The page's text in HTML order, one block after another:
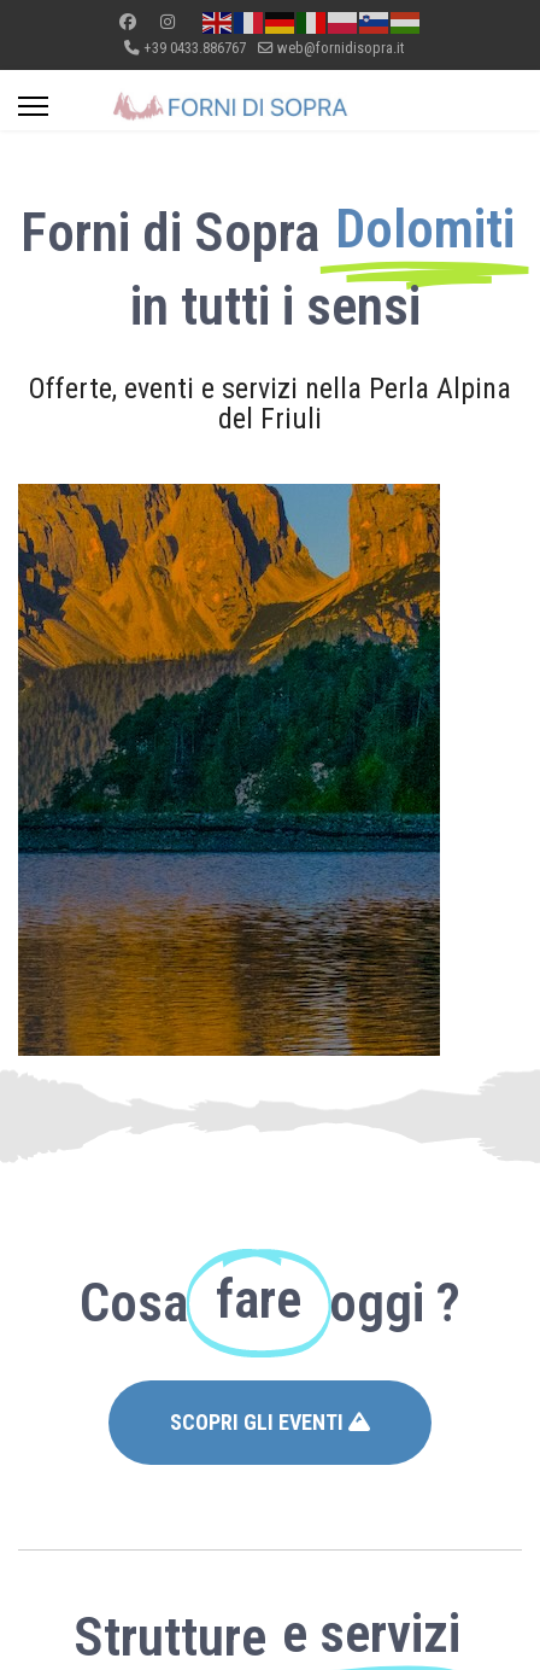
+39 0433.886767 web@fornidisopra.it
Forni di Sopra Dolomiti
in tutti i sensi
Offerte, eventi e servizi nella Perla Alpina
del Friuli
Cosa fare oggi ?
SCOPRI GLI EVENTI
Strutture e servizi